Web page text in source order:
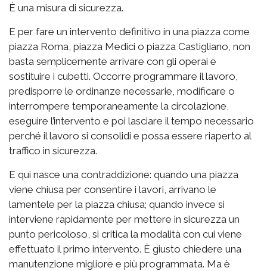
È una misura di sicurezza.
E per fare un intervento definitivo in una piazza come
piazza Roma, piazza Medici o piazza Castigliano, non
basta semplicemente arrivare con gli operai e
sostituire i cubetti. Occorre programmare il lavoro,
predisporre le ordinanze necessarie, modificare o
interrompere temporaneamente la circolazione,
eseguire l’intervento e poi lasciare il tempo necessario
perché il lavoro si consolidi e possa essere riaperto al
traffico in sicurezza.
E qui nasce una contraddizione: quando una piazza
viene chiusa per consentire i lavori, arrivano le
lamentele per la piazza chiusa; quando invece si
interviene rapidamente per mettere in sicurezza un
punto pericoloso, si critica la modalità con cui viene
effettuato il primo intervento. È giusto chiedere una
manutenzione migliore e più programmata. Ma è